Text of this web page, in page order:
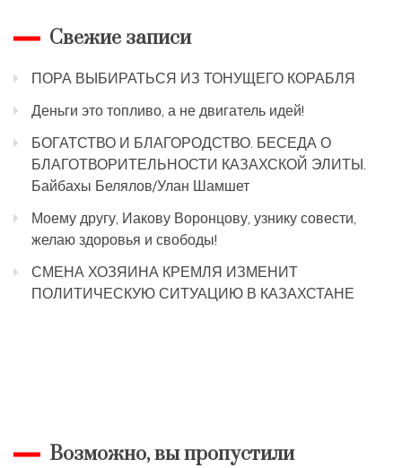
Свежие записи
ПОРА ВЫБИРАТЬСЯ ИЗ ТОНУЩЕГО КОРАБЛЯ
Деньги это топливо, а не двигатель идей!
БОГАТСТВО И БЛАГОРОДСТВО. БЕСЕДА О
БЛАГОТВОРИТЕЛЬНОСТИ КАЗАХСКОЙ ЭЛИТЫ.
Байбахы Белялов/Улан Шамшет
Моему другу, Иакову Воронцову, узнику совести,
желаю здоровья и свободы!
СМЕНА ХОЗЯИНА КРЕМЛЯ ИЗМЕНИТ
ПОЛИТИЧЕСКУЮ СИТУАЦИЮ В КАЗАХСТАНЕ
Возможно, вы пропустили